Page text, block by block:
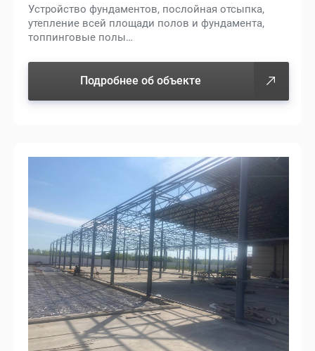
Устройство фундаментов, послойная отсыпка,
утепление всей площади полов и фундамента,
топпинговые полы…
Подробнее об объекте